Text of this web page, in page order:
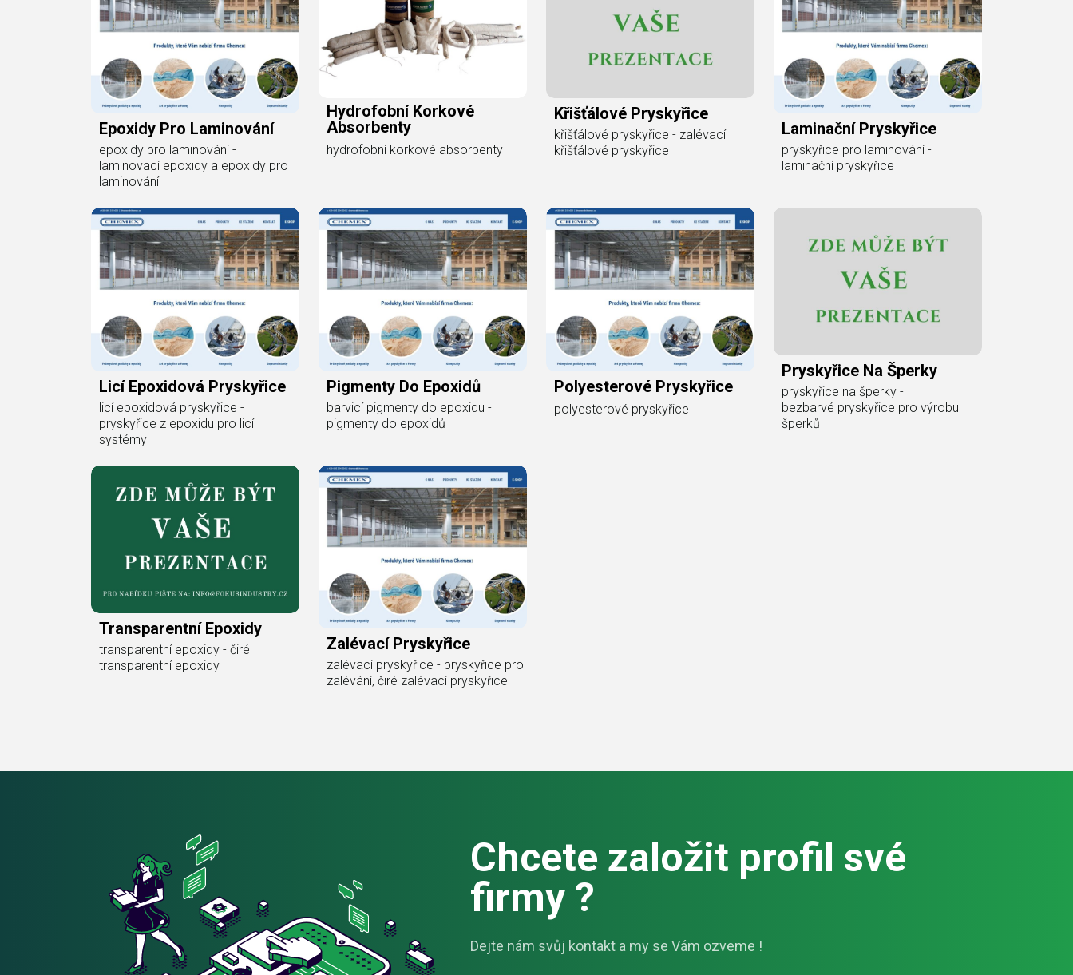
Epoxidy Pro Laminování
epoxidy pro laminování -
laminovací epoxidy a epoxidy pro
laminování
Hydrofobní Korkové
Absorbenty
hydrofobní korkové absorbenty
Křišťálové Pryskyřice
křišťálové pryskyřice - zalévací
křišťálové pryskyřice
Laminační Pryskyřice
pryskyřice pro laminování -
laminační pryskyřice
Licí Epoxidová Pryskyřice
licí epoxidová pryskyřice -
pryskyřice z epoxidu pro licí
systémy
Pigmenty Do Epoxidů
barvicí pigmenty do epoxidu -
pigmenty do epoxidů
Polyesterové Pryskyřice
polyesterové pryskyřice
Pryskyřice Na Šperky
pryskyřice na šperky -
bezbarvé pryskyřice pro výrobu
šperků
Transparentní Epoxidy
transparentní epoxidy - čiré
transparentní epoxidy
Zalévací Pryskyřice
zalévací pryskyřice - pryskyřice pro
zalévání, čiré zalévací pryskyřice
Chcete založit profil své
firmy ?
Dejte nám svůj kontakt a my se Vám ozveme !